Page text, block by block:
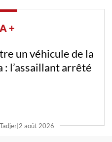
+
un véhicule de la
l’assaillant arrêté
| 2 août 2026